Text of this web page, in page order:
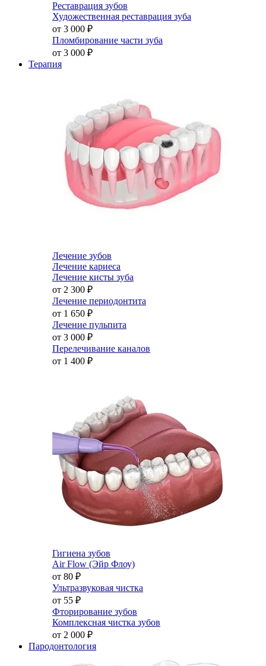
Реставрация зубов
Художественная реставрация зуба
от 3 000 ₽
Пломбирование части зуба
от 3 000 ₽
Терапия
Лечение зубов
Лечение кариеса
Лечение кисты зуба
от 2 300 ₽
Лечение периодонтита
от 1 650 ₽
Лечение пульпита
от 3 000 ₽
Перелечивание каналов
от 1 400 ₽
Гигиена зубов
Air Flow (Эйр Флоу)
от 80 ₽
Ультразвуковая чистка
от 55 ₽
Фторирование зубов
Комплексная чистка зубов
от 2 000 ₽
Пародонтология